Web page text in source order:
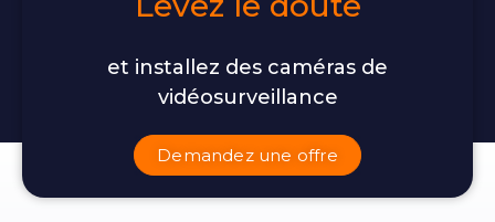
et installez des caméras de
vidéosurveillance
Demandez une offre